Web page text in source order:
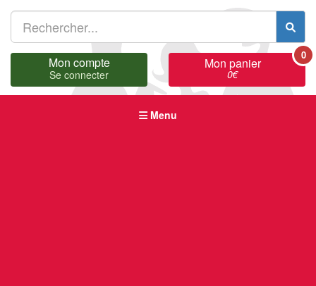
Mon compte
Se connecter
Mon panier
0€
0
Menu